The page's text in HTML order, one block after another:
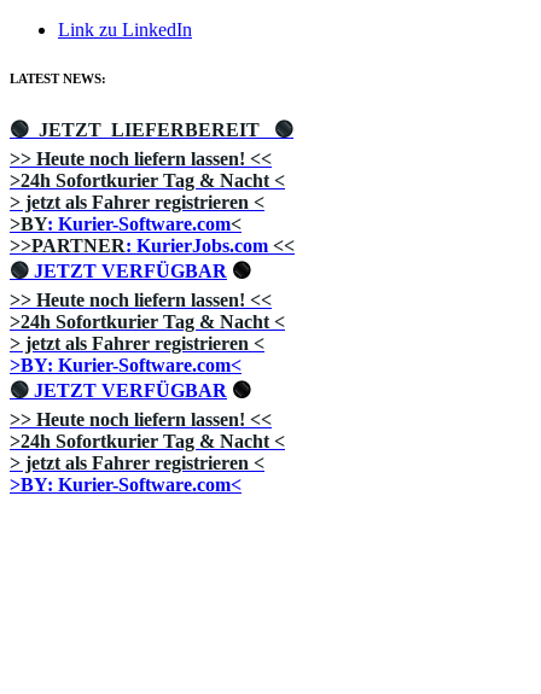
Link zu LinkedIn
LATEST NEWS:
🟢 JETZT LIEFERBEREIT
🟢
>> Heute noch liefern lassen! <<
>24h Sofortkurier Tag & Nacht <
> jetzt als Fahrer registrieren <
>BY: Kurier-Software.com<
>>PARTNER: KurierJobs.com <<
🟢 JETZT VERFÜGBAR 🟢
>> Heute noch liefern lassen! <<
>24h Sofortkurier Tag & Nacht <
> jetzt als Fahrer registrieren <
>BY: Kurier-Software.com<
🟢 JETZT VERFÜGBAR 🟢
>> Heute noch liefern lassen! <<
>24h Sofortkurier Tag & Nacht <
> jetzt als Fahrer registrieren <
>BY: Kurier-Software.com<